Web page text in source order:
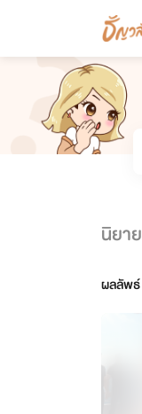
นิยาย
ผลลัพธ์